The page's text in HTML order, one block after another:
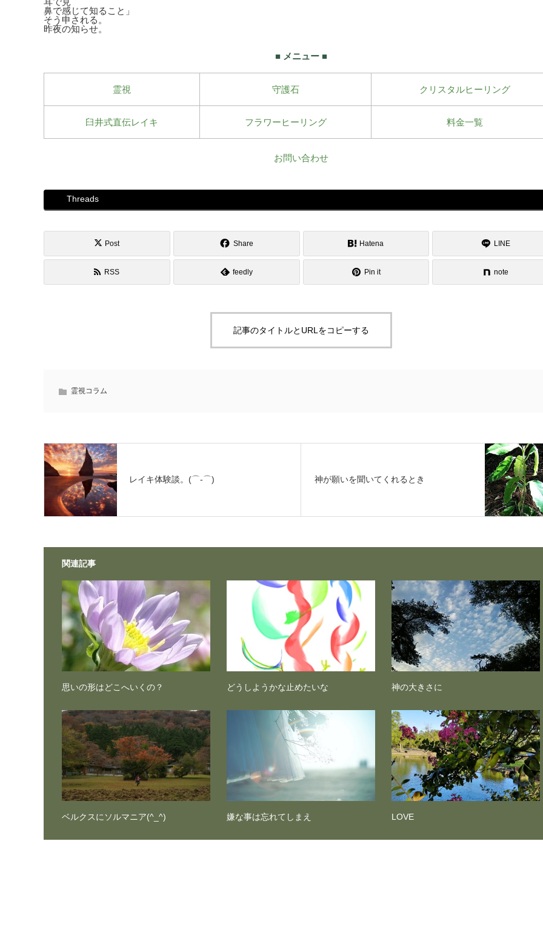
鼻で感じて知ること」
そう申される。
昨夜の知らせ。
■ メニュー ■
霊視 守護石 クリスタルヒーリング
臼井式直伝レイキ フラワーヒーリング 料金一覧
お問い合わせ
Threads
Post Share Hatena LINE
RSS feedly Pin it note
記事のタイトルとURLをコピーする
霊視コラム
レイキ体験談。(⌒‐⌒) 神が願いを聞いてくれるとき
関連記事
思いの形はどこへいくの？ どうしようかな止めたいな 神の大きさに
ベルクスにソルマニア(^_^) 嫌な事は忘れてしまえ LOVE